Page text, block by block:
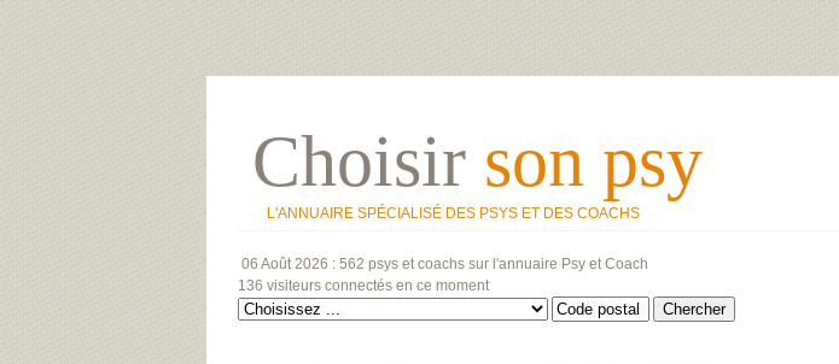
Choisir son psy
L'ANNUAIRE SPÉCIALISÉ DES PSYS ET DES COACHS
06 Août 2026 : 562 psys et coachs sur l'annuaire Psy et Coach
136 visiteurs connectés en ce moment